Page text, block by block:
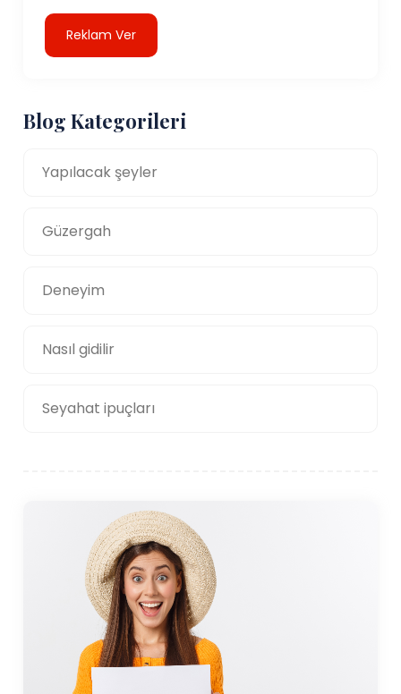
Reklam Ver
Blog Kategorileri
Yapılacak şeyler
Güzergah
Deneyim
Nasıl gidilir
Seyahat ipuçları